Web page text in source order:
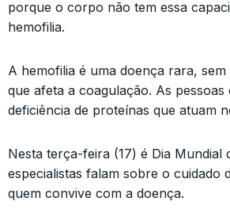
porque o corpo não tem essa
hemofilia.
A hemofilia é uma doença rara,
que afeta a coagulação. As
deficiência de proteínas que atuam
Nesta terça-feira (17) é Dia Mundial
especialistas falam sobre o cuidado
quem convive com a doença.